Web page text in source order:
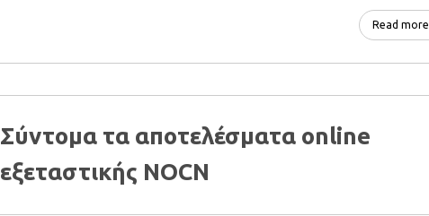
Read more
Σύντομα τα αποτελέσματα online
εξεταστικής NOCN